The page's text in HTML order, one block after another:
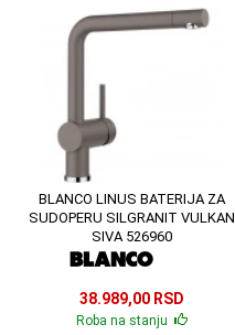
BLANCO LINUS BATERIJA ZA
SUDOPERU SILGRANIT VULKAN
SIVA 526960
38.989,00 RSD
Roba na stanju